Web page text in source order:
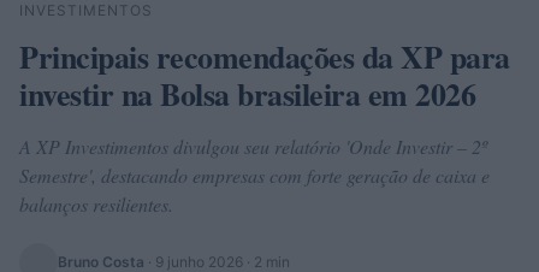
Buscar
INVESTIMENTOS
Principais recomendações da XP para
investir na Bolsa brasileira em 2026
A XP Investimentos divulgou seu relatório 'Onde Investir – 2º
Semestre', destacando empresas com forte geração de caixa e
balanços resilientes.
Bruno Costa · 9 junho 2026 · 2 min